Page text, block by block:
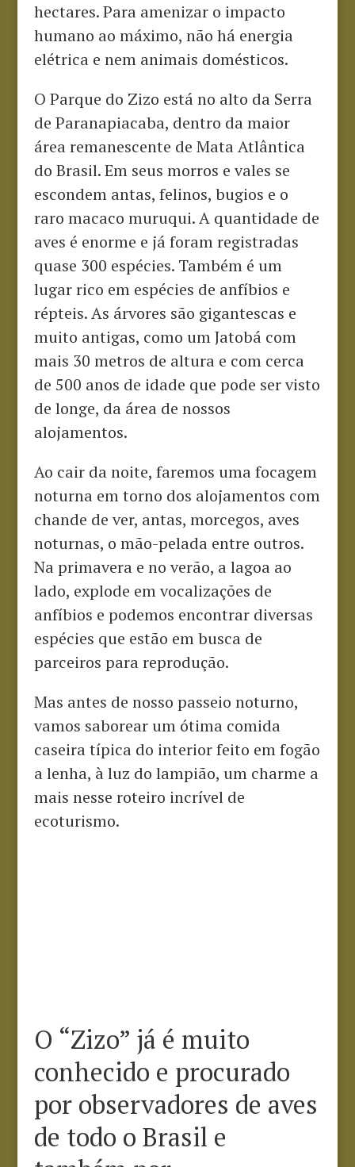
hectares. Para amenizar o impacto
humano ao máximo, não há energia
elétrica e nem animais domésticos.
O Parque do Zizo está no alto da Serra
de Paranapiacaba, dentro da maior
área remanescente de Mata Atlântica
do Brasil. Em seus morros e vales se
escondem antas, felinos, bugios e o
raro macaco muruqui. A quantidade de
aves é enorme e já foram registradas
quase 300 espécies. Também é um
lugar rico em espécies de anfíbios e
répteis. As árvores são gigantescas e
muito antigas, como um Jatobá com
mais 30 metros de altura e com cerca
de 500 anos de idade que pode ser visto
de longe, da área de nossos
alojamentos.
Ao cair da noite, faremos uma focagem
noturna em torno dos alojamentos com
chande de ver, antas, morcegos, aves
noturnas, o mão-pelada entre outros.
Na primavera e no verão, a lagoa ao
lado, explode em vocalizações de
anfíbios e podemos encontrar diversas
espécies que estão em busca de
parceiros para reprodução.
Mas antes de nosso passeio noturno,
vamos saborear um ótima comida
caseira típica do interior feito em fogão
a lenha, à luz do lampião, um charme a
mais nesse roteiro incrível de
ecoturismo.
O “Zizo” já é muito
conhecido e procurado
por observadores de aves
de todo o Brasil e